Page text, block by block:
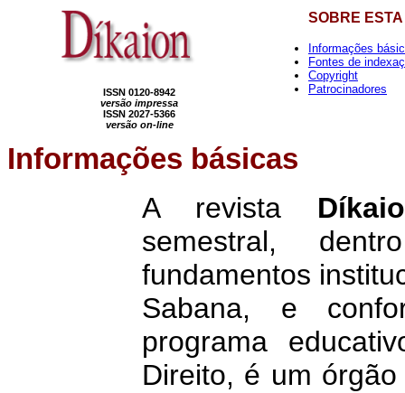
ISSN 0120-8942
versão impressa
ISSN 2027-5366
versão on-line
SOBRE
Informações
Fontes de
Copyright
Patrocinadores
Informações básicas
A revista
semestral,
fundamentos
Sabana, e
programa
Direito, é um